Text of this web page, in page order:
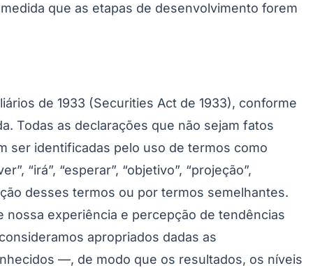
que as etapas de desenvolvimento forem
de 1933 (Securities Act de 1933), conforme
Todas as declarações que não sejam fatos
ser identificadas pelo uso de termos como
“irá”, “esperar”, “objetivo”, “projeção”,
desses termos ou por termos semelhantes.
nossa experiência e percepção de tendências
apropriados dadas as
—, de modo que os resultados, os níveis